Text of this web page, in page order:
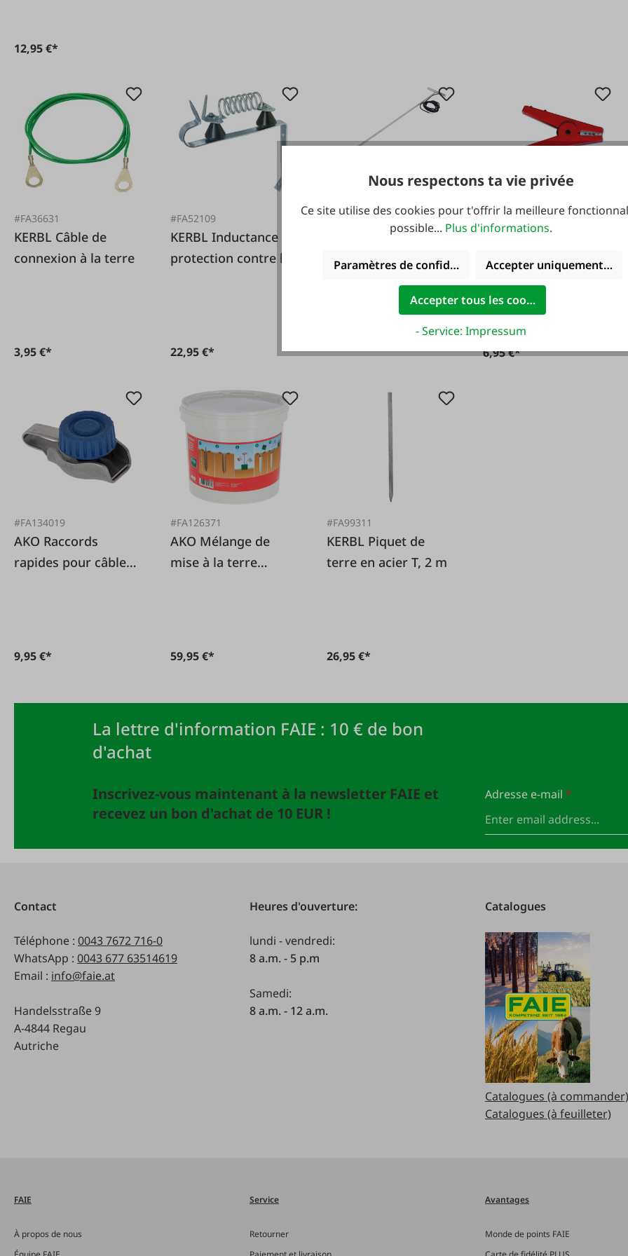
12,95 €*
#FA36631
KERBL Câble de
connexion à la terre
3,95 €*
#FA52109
KERBL Inductance de
protection contre la
22,95 €*
#FA130378
de mise à la terre
#FA23009
Pince crocodile pour
câble de connexion
6,95 €*
#FA134019
AKO Raccords
rapides pour câbles
9,95 €*
#FA126371
AKO Mélange de
mise à la terre
59,95 €*
#FA99311
KERBL Piquet de
terre en acier T, 2 m
26,95 €*
La lettre d'information FAIE : 10 € de bon
d'achat
Inscrivez-vous maintenant à la newsletter FAIE et
recevez un bon d'achat de 10 EUR !
Adresse e-mail *
Contact
Téléphone : 0043 7672 716-0
WhatsApp : 0043 677 63514619
Email : info@faie.at
Handelsstraße 9
A-4844 Regau
Autriche
Heures d'ouverture:
lundi - vendredi:
8 a.m. - 5 p.m
Samedi:
8 a.m. - 12 a.m.
Catalogues
Catalogues (à commander)
Catalogues (à feuilleter)
FAIE
À propos de nous
Service
Retourner
Avantages
Monde de points FAIE
Nous respectons ta vie privée
Ce site utilise des cookies pour t'offrir la meilleure
possible... Plus d'informations.
Paramètres de confidentialitéAccepter uniquement les
Accepter tous les cookies
- Service: Impressum